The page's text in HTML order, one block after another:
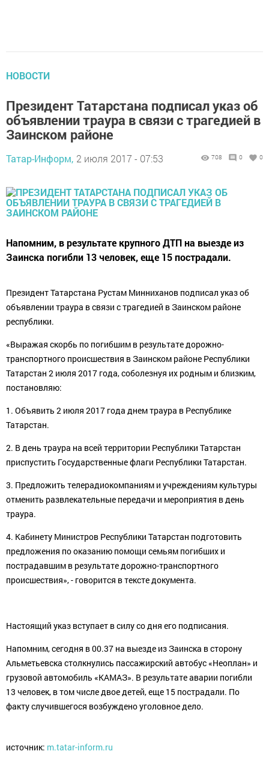
НОВОСТИ
Президент Татарстана подписал указ об
объявлении траура в связи с трагедией в
Заинском районе
Татар-Информ, 2 июля 2017 - 07:53 708 0 0
Напомним, в результате крупного ДТП на выезде из
Заинска погибли 13 человек, еще 15 пострадали.
Президент Татарстана Рустам Минниханов подписал указ об
объявлении траура в связи с трагедией в Заинском районе
республики.
«Выражая скорбь по погибшим в результате дорожно-
транспортного происшествия в Заинском районе Республики
Татарстан 2 июля 2017 года, соболезнуя их родным и близким,
постановляю:
1. Объявить 2 июля 2017 года днем траура в Республике
Татарстан.
2. В день траура на всей территории Республики Татарстан
приспустить Государственные флаги Республики Татарстан.
3. Предложить телерадиокомпаниям и учреждениям культуры
отменить развлекательные передачи и мероприятия в день
траура.
4. Кабинету Министров Республики Татарстан подготовить
предложения по оказанию помощи семьям погибших и
пострадавшим в результате дорожно-транспортного
происшествия», - говорится в тексте документа.
Настоящий указ вступает в силу со дня его подписания.
Напомним, сегодня в 00.37 на выезде из Заинска в сторону
Альметьевска столкнулись пассажирский автобус «Неоплан» и
грузовой автомобиль «КАМАЗ». В результате аварии погибли
13 человек, в том числе двое детей, еще 15 пострадали. По
факту случившегося возбуждено уголовное дело.
источник: m.tatar-inform.ru